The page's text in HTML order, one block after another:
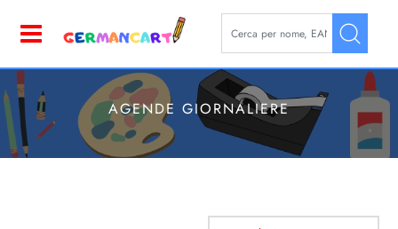
La modifica di un filtro
AGENDE GIORNALIERE